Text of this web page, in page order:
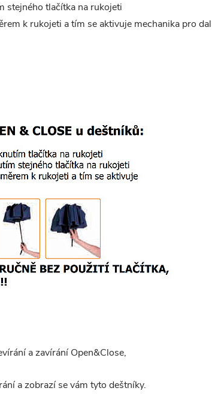
stejného tlačítka na rukojeti
k rukojeti a tím se aktivuje mechanika pro
a zavírání Open&Close,
a zobrazí se vám tyto deštníky.